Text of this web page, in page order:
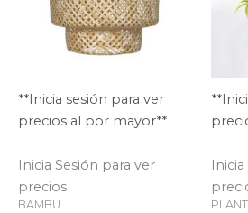
**Inicia sesión para ver
precios al por mayor**
Inicia Sesión para ver
precios
BAMBU